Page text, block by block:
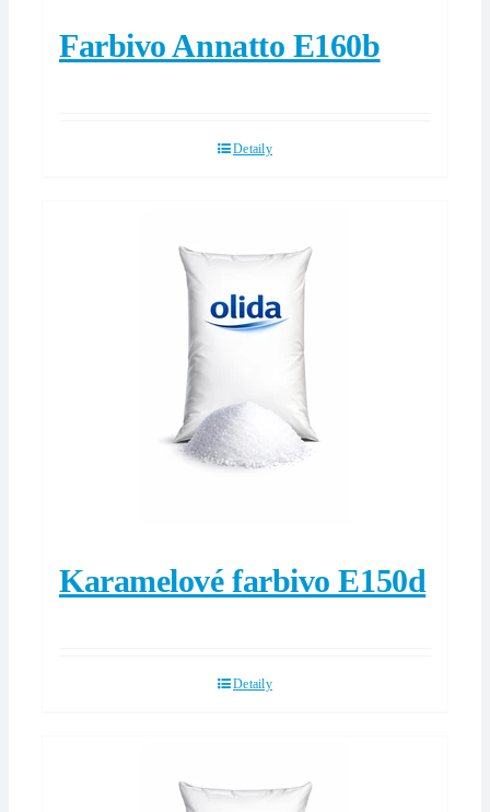
Farbivo Annatto E160b
Detaily
Karamelové farbivo E150d
Detaily